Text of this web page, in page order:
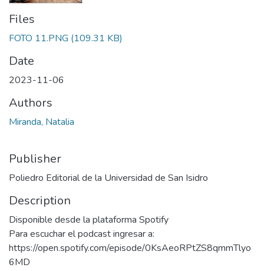
Files
FOTO 11.PNG (109.31 KB)
Date
2023-11-06
Authors
Miranda, Natalia
Publisher
Poliedro Editorial de la Universidad de San Isidro
Description
Disponible desde la plataforma Spotify
Para escuchar el podcast ingresar a:
https://open.spotify.com/episode/0KsAeoRPtZS8qmmTlyo
6MD